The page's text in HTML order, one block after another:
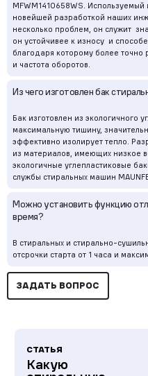
MFWM1410658WS. Используемый
новейшей разработкой наших
несколько проблем, он служит
он устойчивее к износу и
благодаря которому более точно
и частота оборотов.
Из чего изготовлен бак
Бак изготовлен из экологичного
максимальную тишину,
эффективно изолирует тепло.
из материалов, имеющих низкое
экологичные углепластиковые
службы стиральных машин
Можно установить функцию
время?
В стиральных и стирально-
отсрочки старта от 1 часа и
ЗАДАТЬ ВОПРОС
СТАТЬЯ
Какую